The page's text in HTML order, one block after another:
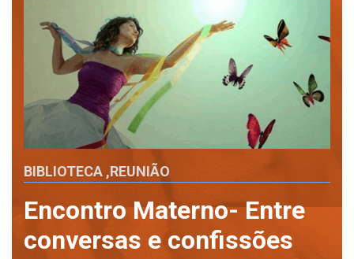
BIBLIOTECA ,REUNIÃO
Encontro Materno- Entre
conversas e confissões